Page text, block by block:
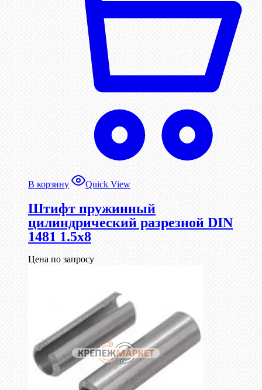
В корзину Quick View
Штифт пружинный
цилиндрический разрезной DIN
1481 1.5х8
Цена по запросу